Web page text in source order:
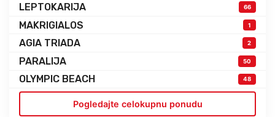
LEPTOKARIJA 66
MAKRIGIALOS 1
AGIA TRIADA 2
PARALIJA 50
OLYMPIC BEACH 48
Pogledajte celokupnu ponudu